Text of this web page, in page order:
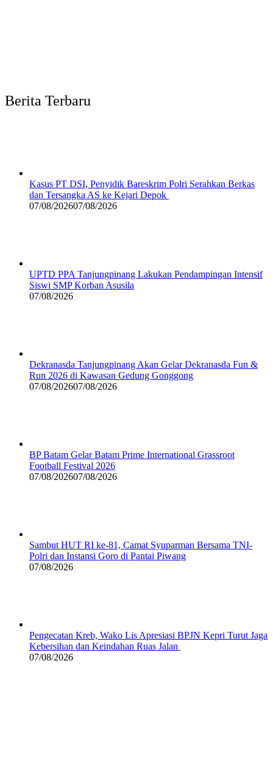
Berita Terbaru
Kasus PT DSI, Penyidik Bareskrim Polri Serahkan Berkas
dan Tersangka AS ke Kejari Depok
07/08/202607/08/2026
UPTD PPA Tanjungpinang Lakukan Pendampingan Intensif
Siswi SMP Korban Asusila
07/08/2026
Dekranasda Tanjungpinang Akan Gelar Dekranasda Fun &
Run 2026 di Kawasan Gedung Gonggong
07/08/202607/08/2026
BP Batam Gelar Batam Prime International Grassroot
Football Festival 2026
07/08/202607/08/2026
Sambut HUT RI ke-81, Camat Syuparman Bersama TNI-
Polri dan Instansi Goro di Pantai Piwang
07/08/2026
Pengecatan Kreb, Wako Lis Apresiasi BPJN Kepri Turut Jaga
Kebersihan dan Keindahan Ruas Jalan
07/08/2026